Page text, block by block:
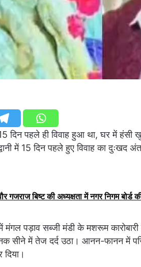
दिन पहले ही विवाह हुआ था, घर में हंसी
में 15 दिन पहले हुए विवाह का दुःखद
गजराज बिष्ट की अध्यक्षता में नगर निगम
मंगल पड़ाव सब्जी मंडी के मशरूम
सीने में तेज दर्द उठा। आनन-फानन में